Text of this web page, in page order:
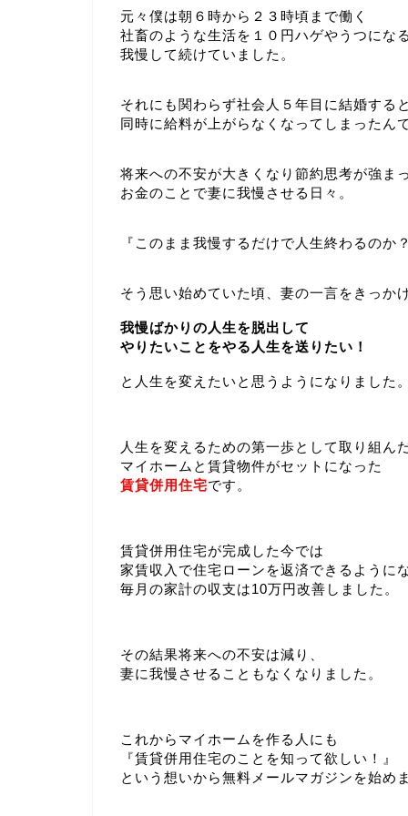
元々僕は朝６時から２３時頃まで働く
社畜のような生活を１０円ハゲやうつにな
我慢して続けていました。
それにも関わらず社会人５年目に結婚すると
同時に給料が上がらなくなってしまったんで
将来への不安が大きくなり節約思考が強まっ
お金のことで妻に我慢させる日々。
『このまま我慢するだけで人生終わるのか？
そう思い始めていた頃、妻の一言をきっか
我慢ばかりの人生を脱出して
やりたいことをやる人生を送りたい！
と人生を変えたいと思うようになりました。
人生を変えるための第一歩として取り組ん
マイホームと賃貸物件がセットになった
賃貸併用住宅です。
賃貸併用住宅が完成した今では
家賃収入で住宅ローンを返済できるようにな
毎月の家計の収支は10万円改善しました。
その結果将来への不安は減り、
妻に我慢させることもなくなりました。
これからマイホームを作る人にも
『賃貸併用住宅のことを知って欲しい！』
という想いから無料メールマガジンを始め